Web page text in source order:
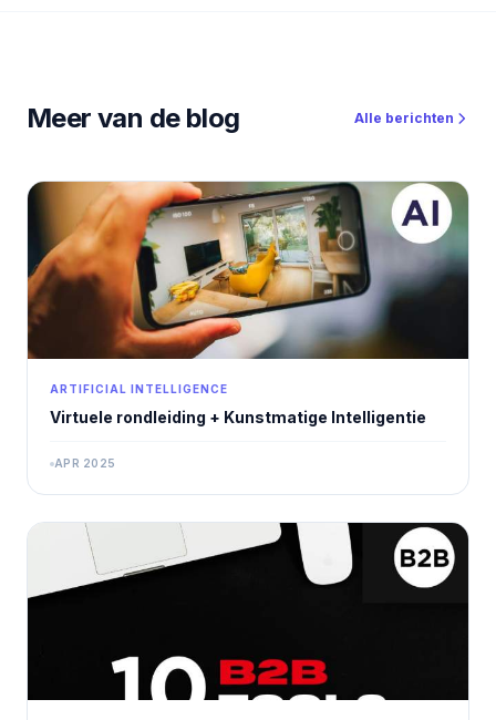
Meer van de blog Alle berichten
ARTIFICIAL INTELLIGENCE
Virtuele rondleiding + Kunstmatige Intelligentie
APR 2025